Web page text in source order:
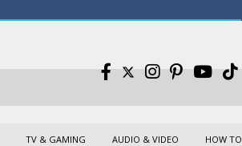
TV & GAMING AUDIO & VIDEO HOW TO